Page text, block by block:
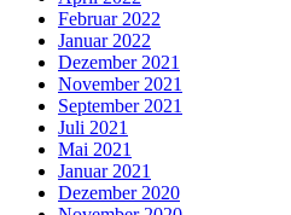
Februar 2022
Januar 2022
Dezember 2021
November 2021
September 2021
Juli 2021
Mai 2021
Januar 2021
Dezember 2020